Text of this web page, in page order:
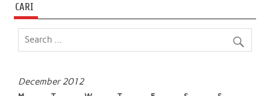
CARI
December 2012